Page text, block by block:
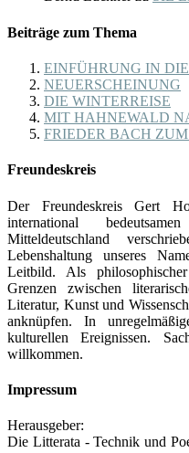
Beiträge zum Thema
EINFÜHRUNG IN
NEUERSCHEINUNG
DIE WINTERREISE
MIT HAHNEWALD
FRIEDER BACH ZUM
Freundeskreis
Der Freundeskreis Gert
international
Mitteldeutschland
Lebenshaltung unseres
Leitbild. Als
Grenzen zwischen
Literatur, Kunst und
anknüpfen. In
kulturellen Ereignissen.
willkommen.
Impressum
Herausgeber:
Die Litterata - Technik und